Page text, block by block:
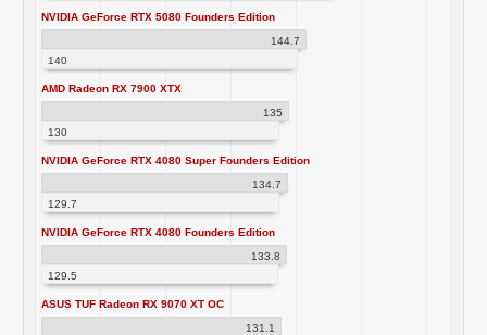
NVIDIA GeForce RTX 5080 Founders Edition
144.7
140
AMD Radeon RX 7900 XTX
135
130
NVIDIA GeForce RTX 4080 Super Founders Edition
134.7
129.7
NVIDIA GeForce RTX 4080 Founders Edition
133.8
129.5
ASUS TUF Radeon RX 9070 XT OC
131.1